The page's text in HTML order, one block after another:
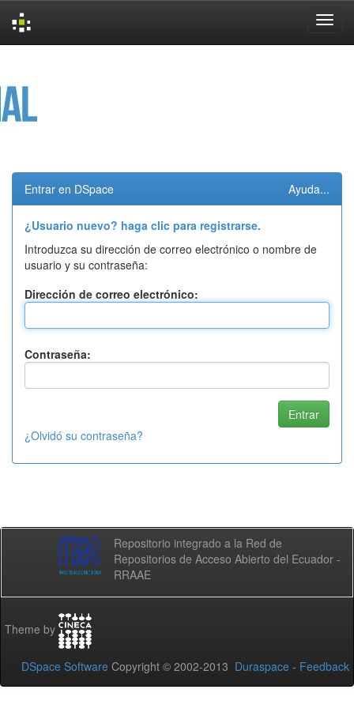
Entrar en DSpace Ayuda...
¿Usuario nuevo? haga clic para registrarse.
Introduzca su dirección de correo electrónico o nombre de
usuario y su contraseña:
Dirección de correo electrónico:
Contraseña:
¿Olvidó su contraseña?
Repositorio integrado a la Red de
Repositorios de Acceso Abierto del Ecuador -
RRAAE
Theme by
DSpace Software Copyright © 2002-2013 Duraspace - Feedback